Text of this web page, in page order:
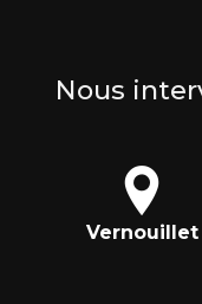
Nous
Vernouillet